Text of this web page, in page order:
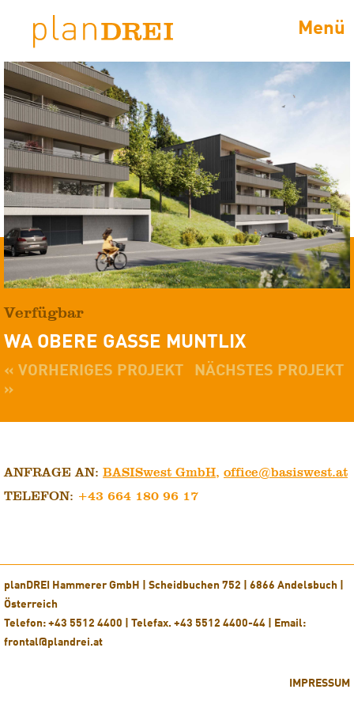
Menü
Verfügbar
WA OBERE GASSE MUNTLIX
« VORHERIGES PROJEKT
NÄCHSTES PROJEKT
»
ANFRAGE AN: BASISwest GmbH, office@basiswest.at
TELEFON: +43 664 180 96 17
planDREI Hammerer GmbH | Scheidbuchen 752 | 6866 Andelsbuch |
Österreich
Telefon: +43 5512 4400 | Telefax. +43 5512 4400-44 | Email:
frontal@plandrei.at
IMPRESSUM